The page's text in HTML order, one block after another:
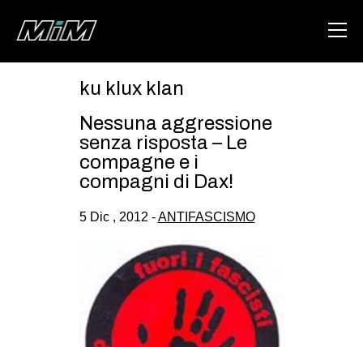
ABOUT
AREA
CSOA LAMBRETTA
MSM
STUDENTI TSUNAMI
ZAM
ku klux klan
Nessuna aggressione
senza risposta – Le
compagne e i
compagni di Dax!
5 Dic , 2012 -ANTIFASCISMO